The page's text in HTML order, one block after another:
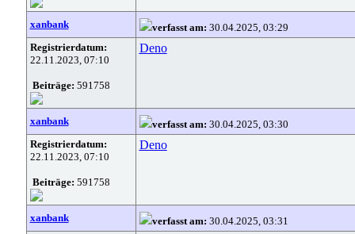
xanbank verfasst am: 30.04.2025, 03:29
Registrierdatum:
22.11.2023, 07:10
Beiträge: 591758
Deno
xanbank verfasst am: 30.04.2025, 03:30
Registrierdatum:
22.11.2023, 07:10
Beiträge: 591758
Deno
xanbank verfasst am: 30.04.2025, 03:31